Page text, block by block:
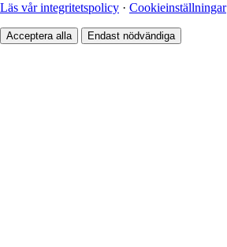
Läs vår integritetspolicy · Cookieinställningar
Acceptera alla Endast nödvändiga